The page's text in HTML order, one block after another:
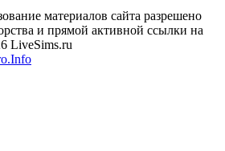
материалов сайта разрешено
и прямой активной ссылки на
LiveSims.ru